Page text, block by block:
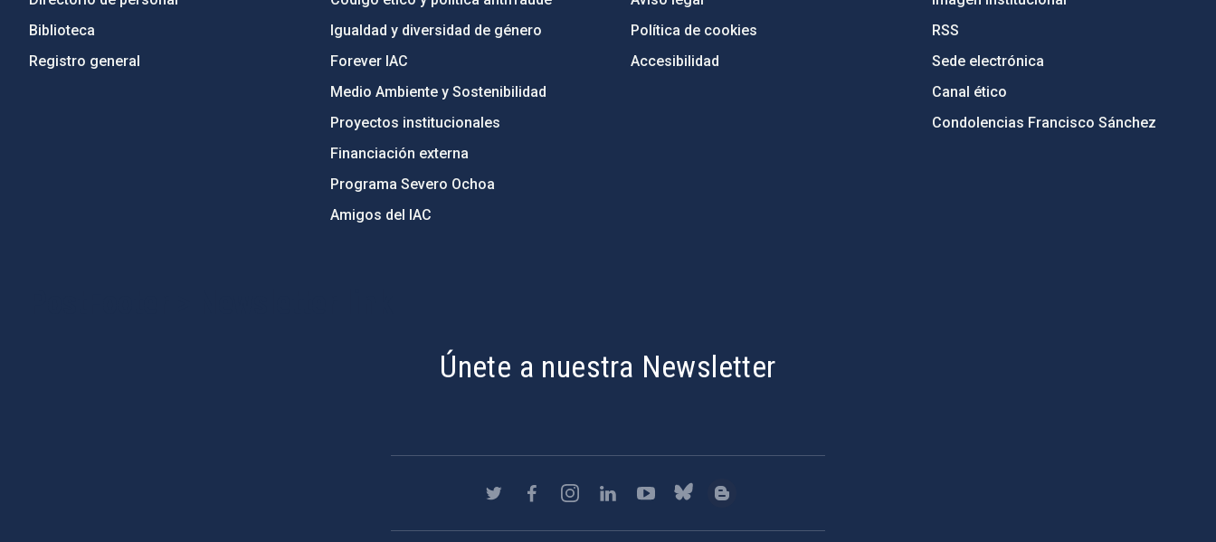
Biblioteca
Registro general
Igualdad y diversidad de género
Forever IAC
Medio Ambiente y Sostenibilidad
Proyectos institucionales
Financiación externa
Programa Severo Ochoa
Amigos del IAC
Política de cookies
Accesibilidad
RSS
Sede electrónica
Canal ético
Condolencias Francisco Sánchez
Únete a nuestra Newsletter